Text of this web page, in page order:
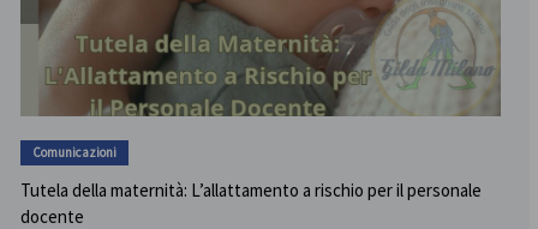
Comunicazioni
Tutela della maternità: L’allattamento a rischio per il personale
docente